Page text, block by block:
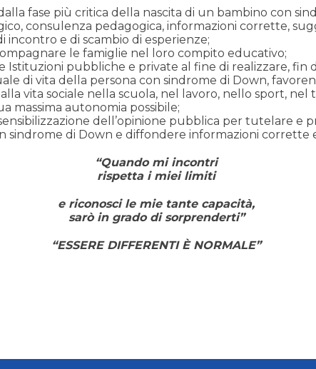
fase più critica della nascita di un bambino con
consulenza pedagogica, informazioni corrette,
incontro e di scambio di esperienze;
le famiglie nel loro compito educativo;
Istituzioni pubbliche e private al fine di realizzare, fin
di vita della persona con sindrome di Down,
vita sociale nella scuola, nel lavoro, nello sport, nel
massima autonomia possibile;
dell’opinione pubblica per tutelare e
sindrome di Down e diffondere informazioni corrette
“Quando mi incontri
rispetta i miei limiti
e riconosci le mie tante capacità,
sarò in grado di sorprenderti”
“ESSERE DIFFERENTI È NORMALE”